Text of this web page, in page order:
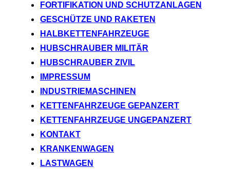
FORTIFIKATION UND SCHUTZANLAGEN
GESCHÜTZE UND RAKETEN
HALBKETTENFAHRZEUGE
HUBSCHRAUBER MILITÄR
HUBSCHRAUBER ZIVIL
IMPRESSUM
INDUSTRIEMASCHINEN
KETTENFAHRZEUGE GEPANZERT
KETTENFAHRZEUGE UNGEPANZERT
KONTAKT
KRANKENWAGEN
LASTWAGEN